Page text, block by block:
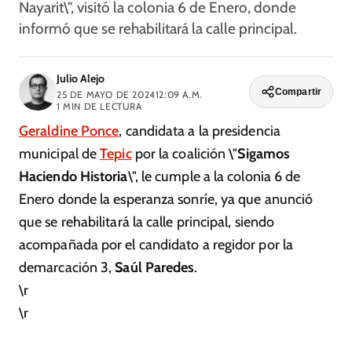
Nayarit\", visitó la colonia 6 de Enero, donde
informó que se rehabilitará la calle principal.
Julio Alejo
25 DE MAYO DE 202412:09 A.M.
1 MIN DE LECTURA
Compartir
Geraldine Ponce, candidata a la presidencia
municipal deTepicpor la coalición \"Sigamos
Haciendo Historia\", le cumple a la colonia 6 de
Enero donde la esperanza sonríe, ya que anunció
que se rehabilitará la calle principal, siendo
acompañada por el candidato a regidor por la
demarcación 3,Saúl Paredes.
\r
\r